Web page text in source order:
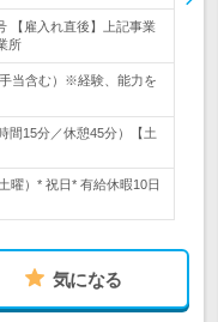
【雇入れ直後】上記事業
所
当含む）※経験、能力を
間15分／休憩45分）【土
曜）* 祝日* 有給休暇10日
気になる